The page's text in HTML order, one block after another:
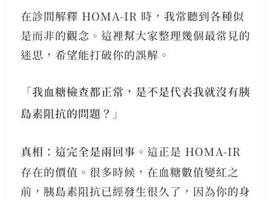
在診間解釋 HOMA-IR 時，我常聽到各種似
是而非的觀念。這裡幫大家整理幾個最常見的
迷思，希望能打破你的誤解。
「我血糖檢查都正常，是不是代表我就沒有胰
島素阻抗的問題？」
真相：這完全是兩回事。 這正是 HOMA-IR
存在的價值。很多時候，在血糖數值變紅之
前，胰島素阻抗已經發生很久了，因為你的身